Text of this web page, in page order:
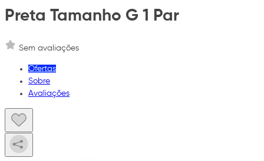
Preta Tamanho G 1 Par
Sem avaliações
Ofertas
Sobre
Avaliações